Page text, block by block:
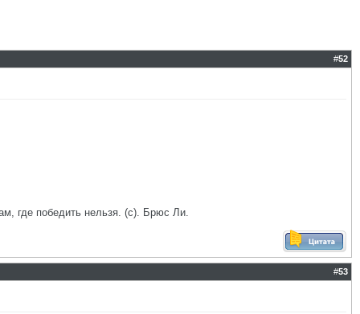
#52
где победить нельзя. (с). Брюс Ли.
#53